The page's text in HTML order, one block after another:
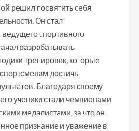
решил посвятить себя
Он стал
спортивного
разрабатывать
тренировок, которые
достичь
Благодаря своему
ученики стали чемпионами
медалистами, за что он
признание и уважение в